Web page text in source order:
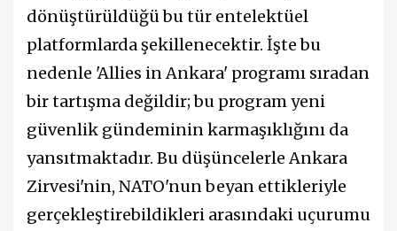
dönüştürüldüğü bu tür entelektüel
platformlarda şekillenecektir. İşte bu
nedenle 'Allies in Ankara' programı sıradan
bir tartışma değildir; bu program yeni
güvenlik gündeminin karmaşıklığını da
yansıtmaktadır. Bu düşüncelerle Ankara
Zirvesi'nin, NATO'nun beyan ettikleriyle
gerçekleştirebildikleri arasındaki uçurumu